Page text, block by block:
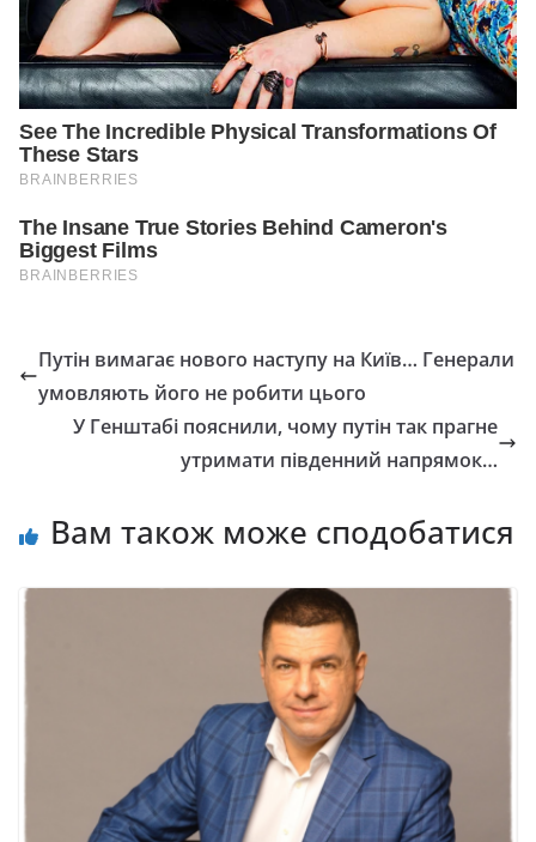
Путін вимагає нового наступу на Київ… Генерали
умовляють його не робити цього
У Генштабі пояснили, чому путін так прагне
утримати південний напрямок…
Вам також може сподобатися